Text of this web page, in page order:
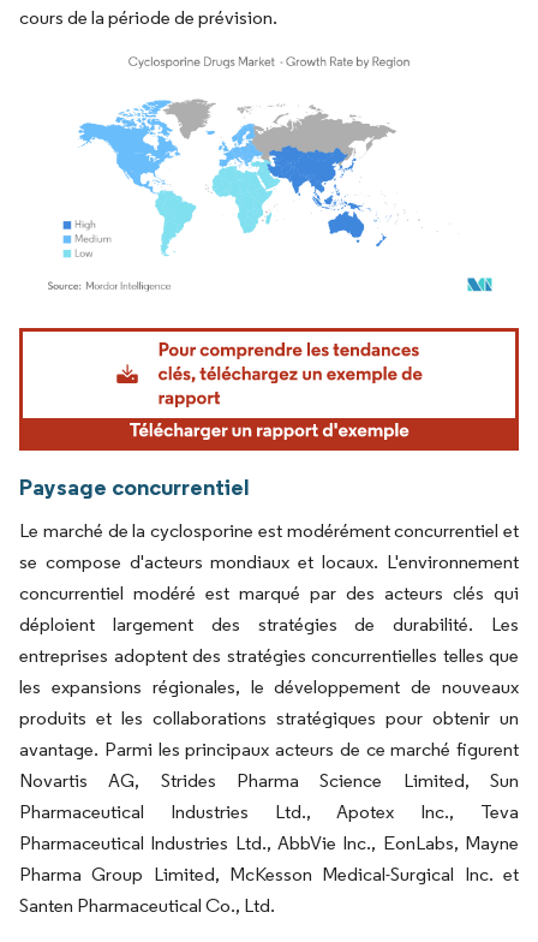
cours de la période de prévision.
Image © Mordor Intelligence. La réutilisation nécessite une attribution sous CC BY
Paysage concurrentiel
Le marché de la cyclosporine est modérément concurrentiel et
se compose d'acteurs mondiaux et locaux. L'environnement
concurrentiel modéré est marqué par des acteurs clés qui
déploient largement des stratégies de durabilité. Les
entreprises adoptent des stratégies concurrentielles telles que
les expansions régionales, le développement de nouveaux
produits et les collaborations stratégiques pour obtenir un
avantage. Parmi les principaux acteurs de ce marché figurent
Novartis AG, Strides Pharma Science Limited, Sun
Pharmaceutical Industries Ltd., Apotex Inc., Teva
Pharmaceutical Industries Ltd., AbbVie Inc., EonLabs, Mayne
Pharma Group Limited, McKesson Medical-Surgical Inc. et
Santen Pharmaceutical Co., Ltd.